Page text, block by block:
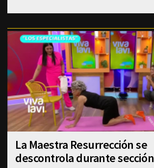
La Maestra Resurrección se
descontrola durante sección